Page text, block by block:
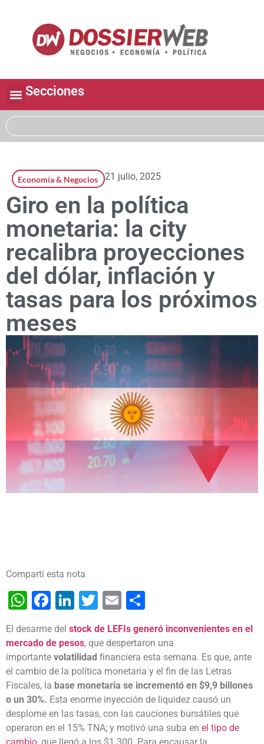
Secciones
Economía & Negocios 21 julio, 2025
Giro en la política
monetaria: la city
recalibra proyecciones
del dólar, inflación y
tasas para los próximos
meses
Compartí esta nota
WhatsApp
Facebook
LinkedIn
Twitter
Email
El desarme del stock de LEFIs generó inconvenientes en el
mercado de pesos, que despertaron una
importante volatilidad financiera esta semana. Es que, ante
el cambio de la política monetaria y el fin de las Letras
Fiscales, la base monetaria se incrementó en $9,9 billones
o un 30%. Esta enorme inyección de liquidez causó un
desplome en las tasas, con las cauciones bursátiles que
operaron en el 15% TNA; y motivó una suba en el tipo de
cambio, que llegó a los $1.300. Para encausar la